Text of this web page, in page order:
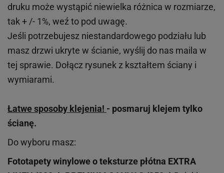
druku może wystąpić niewielka różnica w rozmiarze,
tak + /- 1%, weź to pod uwagę.
Jeśli potrzebujesz niestandardowego podziału lub
masz drzwi ukryte w ścianie, wyślij do nas maila w
tej sprawie. Dołącz rysunek z kształtem ściany i
wymiarami.
Łatwe sposoby klejenia! - posmaruj klejem tylko
ścianę.
Do wyboru masz:
Fototapety winylowe oteksturze płótna EXTRA